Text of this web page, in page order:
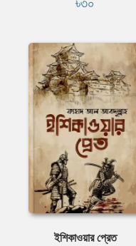
ইশিকাওয়ার প্রেত